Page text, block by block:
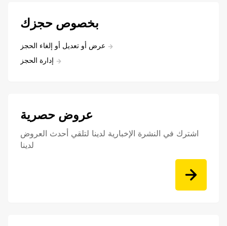
بخصوص حجزك
عرض أو تعديل أو إلغاء الحجز
إدارة الحجز
عروض حصرية
اشترك في النشرة الإخبارية لدينا لتلقي أحدث العروض
لدينا